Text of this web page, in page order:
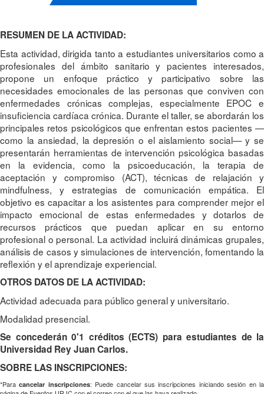
RESUMEN DE LA ACTIVIDAD:
Esta actividad, dirigida tanto a estudiantes universitarios como a
profesionales del ámbito sanitario y pacientes interesados,
propone un enfoque práctico y participativo sobre las
necesidades emocionales de las personas que conviven con
enfermedades crónicas complejas, especialmente EPOC e
insuficiencia cardíaca crónica. Durante el taller, se abordarán los
principales retos psicológicos que enfrentan estos pacientes —
como la ansiedad, la depresión o el aislamiento social— y se
presentarán herramientas de intervención psicológica basadas
en la evidencia, como la psicoeducación, la terapia de
aceptación y compromiso (ACT), técnicas de relajación y
mindfulness, y estrategias de comunicación empática. El
objetivo es capacitar a los asistentes para comprender mejor el
impacto emocional de estas enfermedades y dotarlos de
recursos prácticos que puedan aplicar en su entorno
profesional o personal. La actividad incluirá dinámicas grupales,
análisis de casos y simulaciones de intervención, fomentando la
reflexión y el aprendizaje experiencial.
OTROS DATOS DE LA ACTIVIDAD:
Actividad adecuada para público general y universitario.
Modalidad presencial.
Se concederán 0'1 créditos (ECTS) para estudiantes de la
Universidad Rey Juan Carlos.
SOBRE LAS INSCRIPCIONES:
*Para cancelar inscripciones: Puede cancelar sus inscripciones iniciando sesión en la